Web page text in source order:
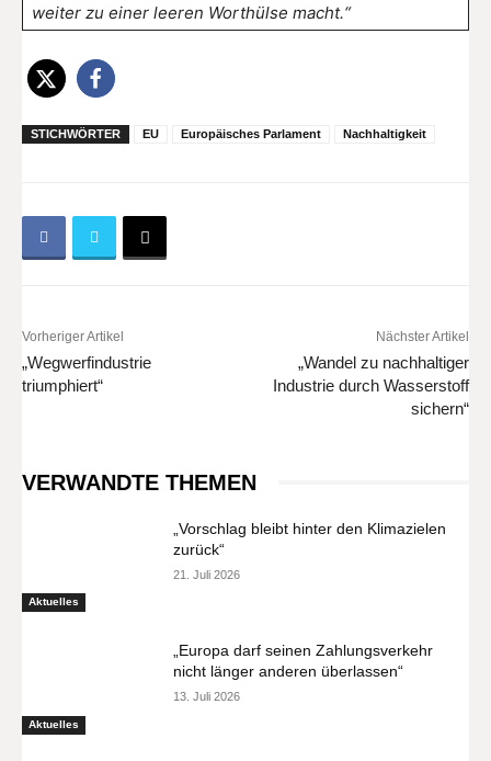
weiter zu einer leeren Worthülse macht.“
STICHWÖRTER EU Europäisches Parlament Nachhaltigkeit
Vorheriger Artikel
„Wegwerfindustrie
triumphiert“
Nächster Artikel
„Wandel zu nachhaltiger
Industrie durch Wasserstoff
sichern“
VERWANDTE THEMEN
Aktuelles
„Vorschlag bleibt hinter den Klimazielen
zurück“
21. Juli 2026
Aktuelles
„Europa darf seinen Zahlungsverkehr
nicht länger anderen überlassen“
13. Juli 2026